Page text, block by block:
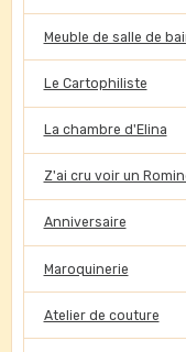
Meuble de salle de
Le Cartophiliste
La chambre d'Elina
Z'ai cru voir un
Anniversaire
Maroquinerie
Atelier de couture